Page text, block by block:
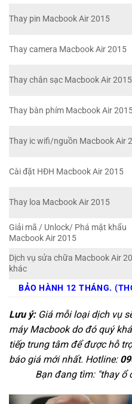
Thay pin Macbook Air 2015
Thay camera Macbook Air 2015
Thay chân sạc Macbook Air 2015
Thay bàn phím Macbook Air
Thay ic wifi/nguồn Macbook Air
Cài đặt HĐH Macbook Air 2015
Thay loa Macbook Air 2015
Giải mã / Unlock/ Phá mật khẩu
Macbook Air 2015
Dịch vụ sửa chữa Macbook Air
khác
BẢO HÀNH 12 THÁNG.
Lưu ý:Giá mỗi loại dịch vụ
máy Macbook do đó quý
tiếp trung tâm để được hỗ
báo giá mới nhất. Hotline:
Bạn đang tìm: "thay ổ